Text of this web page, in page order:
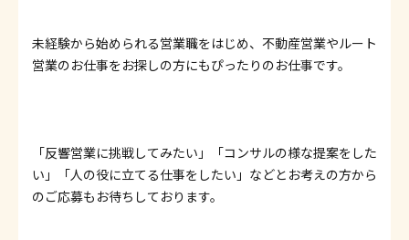
未経験から始められる営業職をはじめ、不動産営業やルート
営業のお仕事をお探しの方にもぴったりのお仕事です。
「反響営業に挑戦してみたい」「コンサルの様な提案をした
い」「人の役に立てる仕事をしたい」などとお考えの方から
のご応募もお待ちしております。